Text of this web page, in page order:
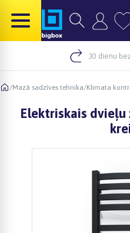
30 dienu
/Mazā sadzīves tehnika/Klimata
Elektriskais dvieļu